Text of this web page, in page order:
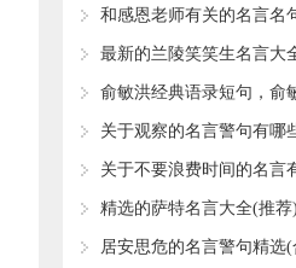
和感恩老师有关的名言名
最新的兰陵笑笑生名言大
俞敏洪经典语录短句，俞
(25句)
关于观察的名言警句有哪
言警句【合集19句】
关于不要浪费时间的名言
​精选的萨特名言大全(推荐)
居安思危的名言警句精选(